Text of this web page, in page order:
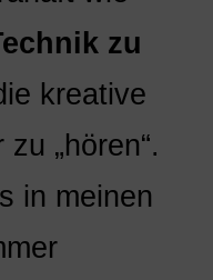
zu
kreative
„hören“.
in meinen